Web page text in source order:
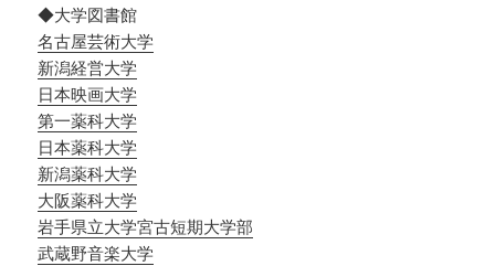
◆大学図書館
名古屋芸術大学
新潟経営大学
日本映画大学
第一薬科大学
日本薬科大学
新潟薬科大学
大阪薬科大学
岩手県立大学宮古短期大学部
武蔵野音楽大学